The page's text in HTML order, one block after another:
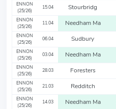
ENNON
(25/26)
15.04 Stourbridg
ENNON
(25/26)
11.04 Needham Ma
ENNON
(25/26)
06.04 Sudbury
ENNON
(25/26)
03.04 Needham Ma
ENNON
(25/26)
28.03 Foresters
ENNON
(25/26)
21.03 Redditch
ENNON
(25/26)
14.03 Needham Ma